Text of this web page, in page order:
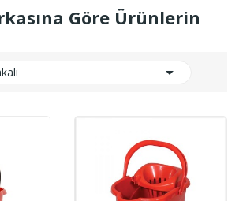
Göre Ürünlerin
